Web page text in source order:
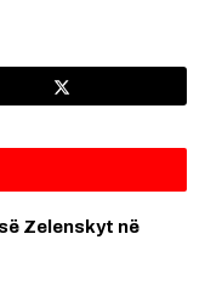
Zelenskyt në